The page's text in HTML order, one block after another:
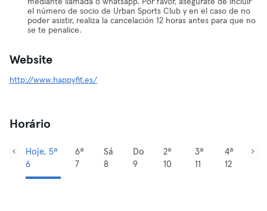
mediante llamada o whatsapp. Por favor, asegúrate de incluir
el número de socio de Urban Sports Club y en el caso de no
poder asistir, realiza la cancelación 12 horas antes para que no
se te penalice.
Website
http://www.happyfit.es/
Horário
Hoje, 5ª
6
6ª
7
Sá
8
Do
9
2ª
10
3ª
11
4ª
12